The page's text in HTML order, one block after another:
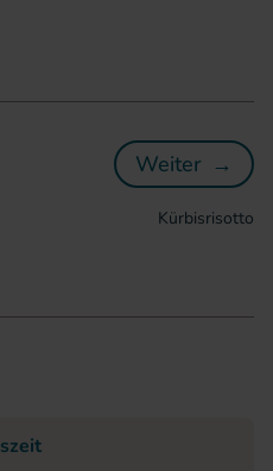
die Versorgung mit dem
Weiter →
Kürbisrisotto